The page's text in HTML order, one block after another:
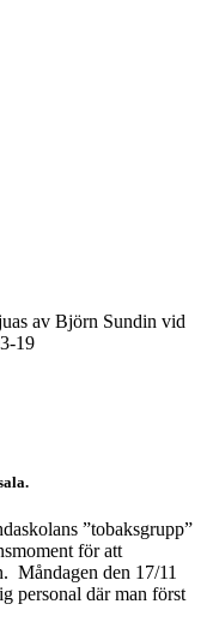
av Björn Sundin vid
19
”tobaksgrupp”
för att
Måndagen den 17/11
personal där man först